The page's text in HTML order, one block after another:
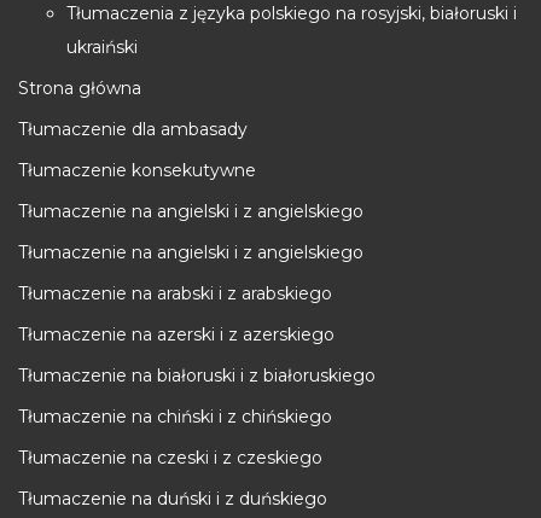
Tłumaczenia z języka polskiego na rosyjski, białoruski i
ukraiński
Strona główna
Tłumaczenie dla ambasady
Tłumaczenie konsekutywne
Tłumaczenie na angielski i z angielskiego
Tłumaczenie na angielski i z angielskiego
Tłumaczenie na arabski i z arabskiego
Tłumaczenie na azerski i z azerskiego
Tłumaczenie na białoruski i z białoruskiego
Tłumaczenie na chiński i z chińskiego
Tłumaczenie na czeski i z czeskiego
Tłumaczenie na duński i z duńskiego